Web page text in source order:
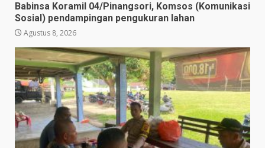
Babinsa Koramil 04/Pinangsori, Komsos (Komunikasi
Sosial) pendampingan pengukuran lahan
Agustus 8, 2026